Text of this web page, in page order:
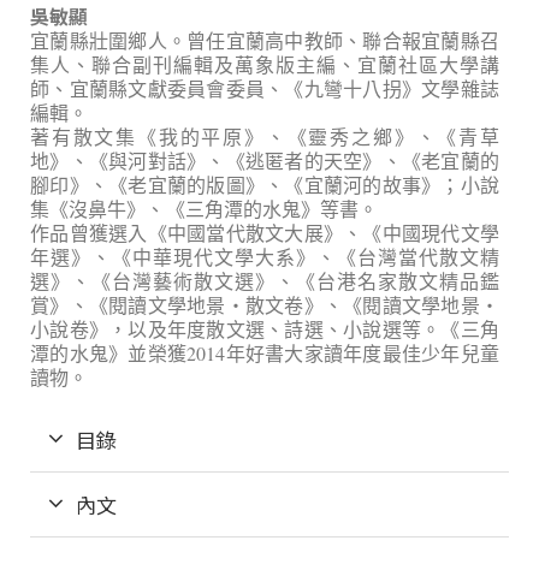
吳敏顯
宜蘭縣壯圍鄉人。曾任宜蘭高中教師、聯合報宜蘭縣召
集人、聯合副刊編輯及萬象版主編、宜蘭社區大學講
師、宜蘭縣文獻委員會委員、《九彎十八拐》文學雜誌
編輯。
著有散文集《我的平原》、《靈秀之鄉》、《青草
地》、《與河對話》、《逃匿者的天空》、《老宜蘭的
腳印》、《老宜蘭的版圖》、《宜蘭河的故事》；小說
集《沒鼻牛》、《三角潭的水鬼》等書。
作品曾獲選入《中國當代散文大展》、《中國現代文學
年選》、《中華現代文學大系》、《台灣當代散文精
選》、《台灣藝術散文選》、《台港名家散文精品鑑
賞》、《閱讀文學地景‧散文卷》、《閱讀文學地景‧
小說卷》，以及年度散文選、詩選、小說選等。《三角
潭的水鬼》並榮獲2014年好書大家讀年度最佳少年兒童
讀物。
目錄
內文